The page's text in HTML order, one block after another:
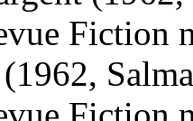
Fiction
(1962,